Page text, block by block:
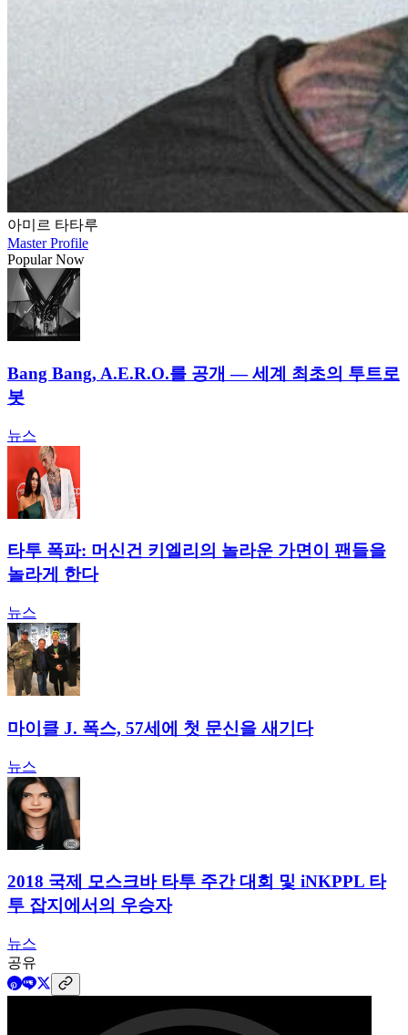
아미르 타타루
Master Profile
Popular Now
Bang Bang, A.E.R.O.를 공개 — 세계 최초의 투트로
봇
뉴스
타투 폭파: 머신건 키엘리의 놀라운 가면이 팬들을
놀라게 한다
뉴스
마이클 J. 폭스, 57세에 첫 문신을 새기다
뉴스
2018 국제 모스크바 타투 주간 대회 및 iNKPPL 타
투 잡지에서의 우승자
뉴스
공유